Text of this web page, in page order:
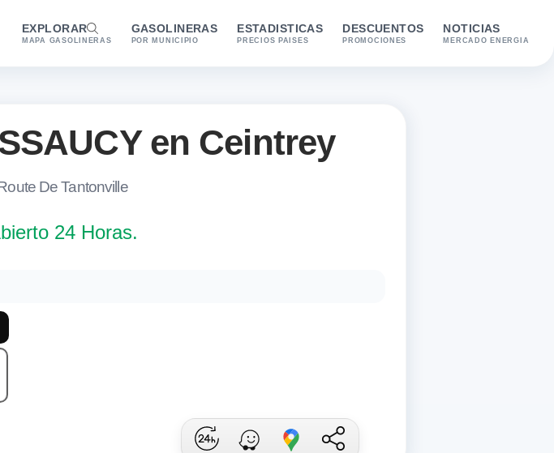
EXPLORAR
MAPA GASOLINERAS
GASOLINERAS
POR MUNICIPIO
ESTADISTICAS
PRECIOS PAISES
DESCUENTOS
PROMOCIONES
NOTICIAS
MERCADO ENERGIA
en Ceintrey
De Tantonville
24 Horas.
DUSSAUCY en Ceintrey. Combustibles disponibles: Gazole y SP95. Última